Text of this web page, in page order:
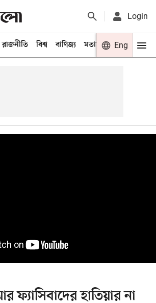
Login
রাজনীতি বিশ্ব বাণিজ্য মতামত খেলা
Eng
ফ্যাসিবাদের হাতিয়ার না